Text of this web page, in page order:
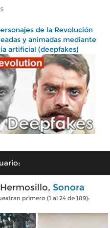
de la Revolución
y animadas mediante
artificial (deepfakes)
Sonora
primero (1 al 24 de 189):